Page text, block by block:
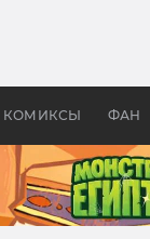
КОМИКСЫ ФАН
—